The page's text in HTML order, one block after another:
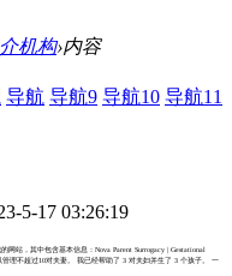
机构›内容
导航 导航9 导航10 导航11
5-17 03:26:19
站，其中包含基本信息：Nova Parent Surrogacy | Gestational
管理不超过10对夫妻。 我已经帮助了 3 对夫妇并生了 3 个孩子。 一